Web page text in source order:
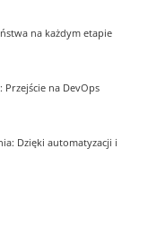
na każdym etapie
na DevOps
Dzięki automatyzacji i